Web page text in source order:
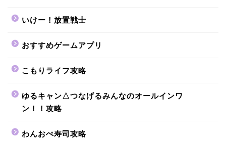
いけー！放置戦士
おすすめゲームアプリ
こもりライフ攻略
ゆるキャン△つなげるみんなのオールインワ
ン！！攻略
わんおぺ寿司攻略